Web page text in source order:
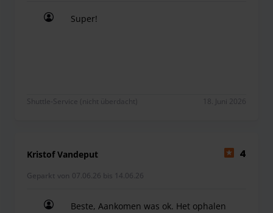
Super!
Shuttle-Service (nicht überdacht) 18. Juni 2026
Kristof Vandeput 4
Geparkt von 07.06.26 bis 14.06.26
Beste, Aankomen was ok. Het ophalen